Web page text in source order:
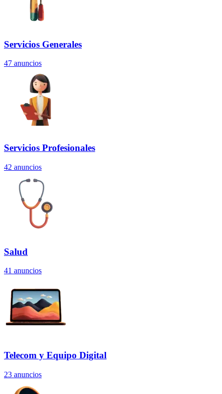
Servicios Generales
47 anuncios
Servicios Profesionales
42 anuncios
Salud
41 anuncios
Telecom y Equipo Digital
23 anuncios